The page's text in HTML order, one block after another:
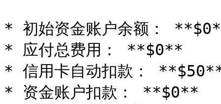
* 初始资金账户余额：
* 应付总费用： **$0**
* 信用卡自动扣款：
* 资金账户扣款： **$0**